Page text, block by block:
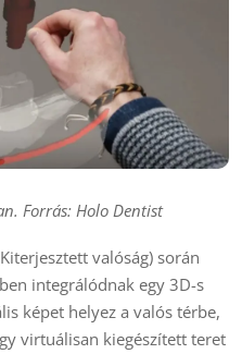
Forrás: Holo Dentist
valóság) során
integrálódnak egy 3D-s
képet helyez a valós térbe,
virtuálisan kiegészített teret